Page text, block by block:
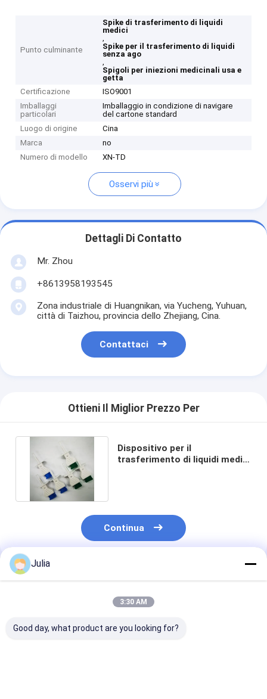
Punto culminante
Spike di trasferimento di liquidi
medici
,
Spike per il trasferimento di liquidi
senza ago
,
Spigoli per iniezioni medicinali usa e
getta
Certificazione
ISO9001
Imballaggi
particolari
Imballaggio in condizione di navigare
del cartone standard
Luogo di origine
Cina
Marca
no
Numero di modello
XN-TD
Osservi più
Dettagli Di Contatto
Mr. Zhou
+8613958193545
Zona industriale di Huangnikan, via Yucheng, Yuhuan,
città di Taizhou, provincia dello Zhejiang, Cina.
Contattaci
Ottieni Il Miglior Prezzo Per
Dispositivo per il
trasferimento di liquidi medici
Continua
Prodotti Raccomandati
Julia
3:30 AM
Good day, what product are you looking for?